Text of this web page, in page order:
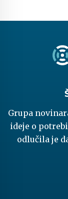
Grupa
ideje o
odlučila je